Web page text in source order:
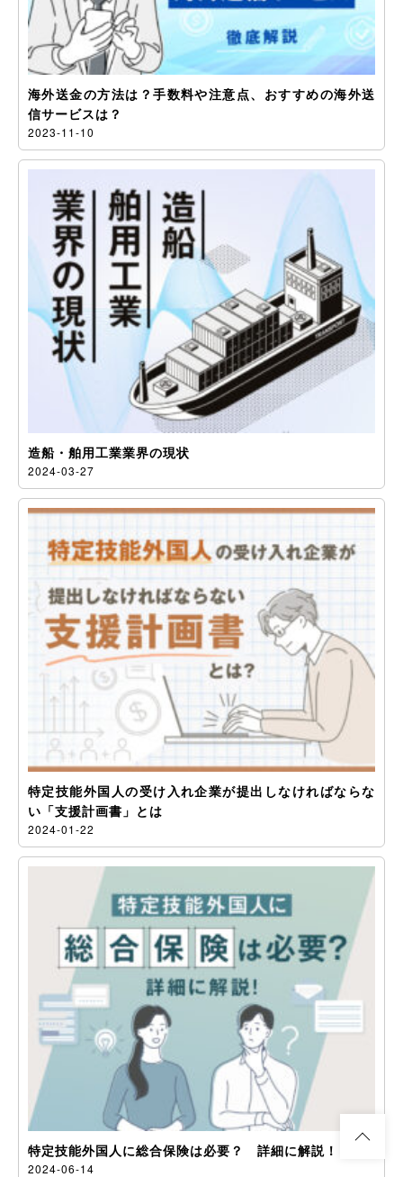
海外送金の方法は？手数料や注意点、おすすめの海外送
信サービスは？
2023-11-10
造船・舶用工業業界の現状
2024-03-27
特定技能外国人の受け入れ企業が提出しなければならな
い「支援計画書」とは
2024-01-22
特定技能外国人に総合保険は必要？ 詳細に解説！
2024-06-14